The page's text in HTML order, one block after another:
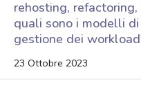
rehosting,
quali sono i modelli
gestione dei
23 Ottobre 2023